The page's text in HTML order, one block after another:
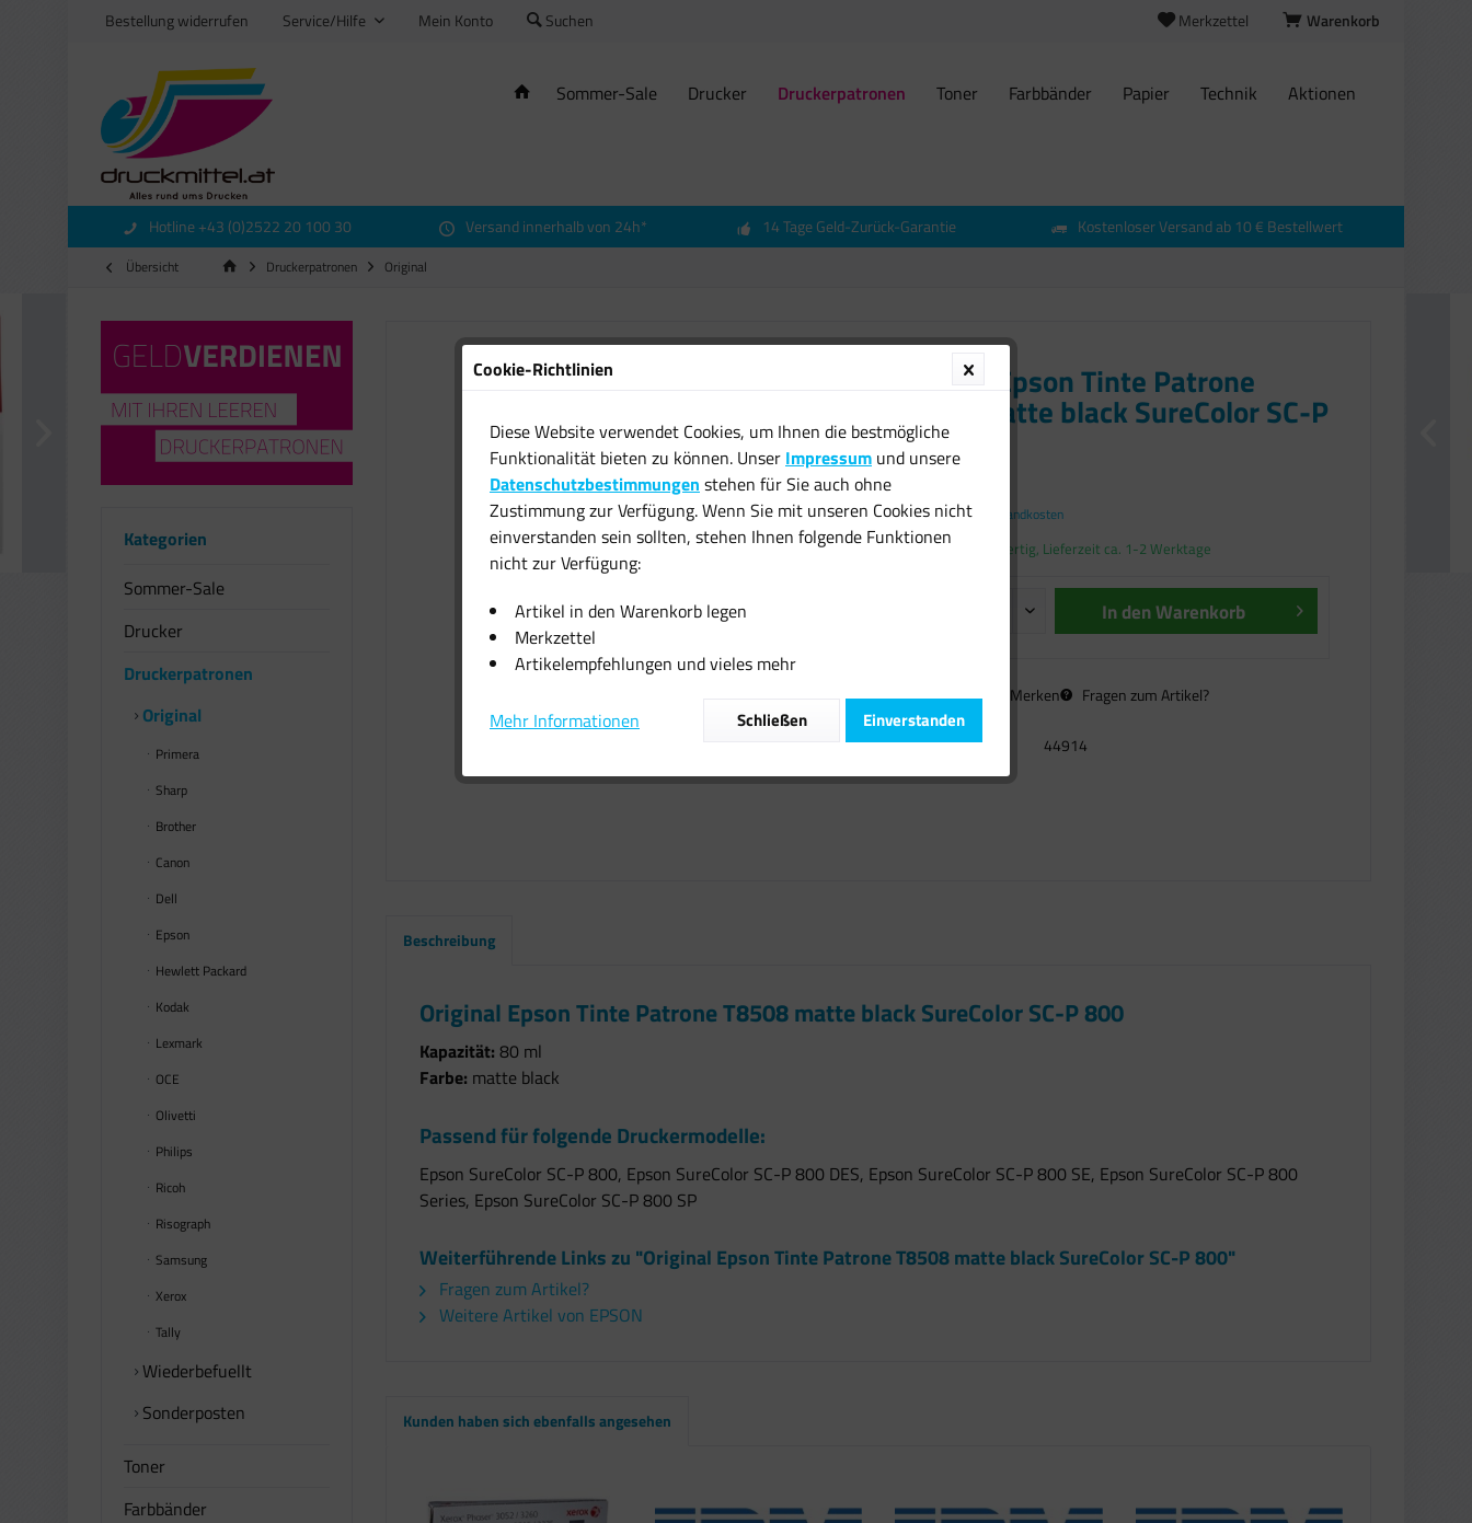
Warenkorb
Merkzettel
Bestellung widerrufen Service/Hilfe Mein Konto Suchen
Sommer-Sale Drucker Druckerpatronen Toner Farbbänder Papier Technik Aktionen
Hotline +43 (0)2522 20 100 30 Versand innerhalb von 24h* 14 Tage Geld-Zurück-Garantie Kostenloser Versand ab 10 € Bestellwert
Übersicht Druckerpatronen Original
Kategorien
Sommer-Sale
Drucker
Druckerpatronen
Original
Primera
Sharp
Brother
Canon
Dell
Epson
Hewlett Packard
Kodak
Lexmark
OCE
Olivetti
Philips
Ricoh
Risograph
Samsung
Xerox
Tally
Wiederbefuellt
Sonderposten
Toner
Farbbänder
Original Epson Tinte Patrone
T8508 matte black SureColor SC-P
800
53,44 € *
inkl. MwSt.zzgl. Versandkosten
Sofort versandfertig, Lieferzeit ca. 1-2 Werktage
In denWarenkorb
Vergleichen Merken Fragen zum Artikel?
Artikel-Nr.: 44914
Beschreibung
Original Epson Tinte Patrone T8508 matte black SureColor SC-P 800
Kapazität: 80 ml
Farbe: matte black
Passend für folgende Druckermodelle:
Epson SureColor SC-P 800, Epson SureColor SC-P 800 DES, Epson SureColor SC-P 800 SE, Epson SureColor SC-P 800
Series, Epson SureColor SC-P 800 SP
Weiterführende Links zu "Original Epson Tinte Patrone T8508 matte black SureColor SC-P 800"
Fragen zum Artikel?
Weitere Artikel von EPSON
Kunden haben sich ebenfalls angesehen
Cookie-Richtlinien
Diese Website verwendet Cookies, um Ihnen die bestmögliche
Funktionalität bieten zu können. Unser Impressum und unsere
Datenschutzbestimmungen stehen für Sie auch ohne
Zustimmung zur Verfügung. Wenn Sie mit unseren Cookies nicht
einverstanden sein sollten, stehen Ihnen folgende Funktionen
nicht zur Verfügung:
Artikel in den Warenkorb legen
Merkzettel
Artikelempfehlungen und vieles mehr
Mehr Informationen Einverstanden
Schließen